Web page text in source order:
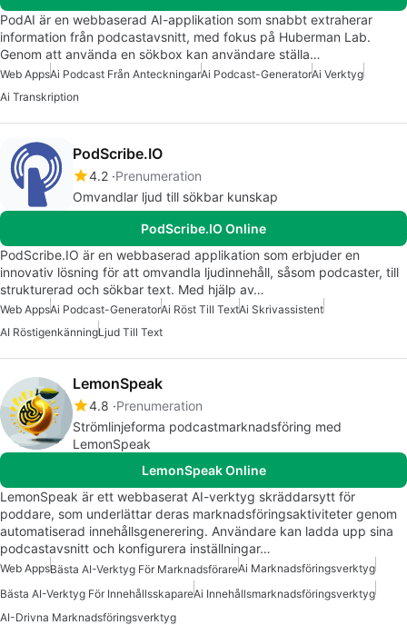
PodAI är en webbaserad AI-applikation som snabbt extraherar
information från podcastavsnitt, med fokus på Huberman Lab.
Genom att använda en sökbox kan användare ställa…
Web AppsAi Podcast Från AnteckningarAi Podcast-GeneratorAi Verktyg
Ai Transkription
PodScribe.IO
4.2 Prenumeration
Omvandlar ljud till sökbar kunskap
PodScribe.IO Online
PodScribe.IO är en webbaserad applikation som erbjuder en
innovativ lösning för att omvandla ljudinnehåll, såsom podcaster, till
strukturerad och sökbar text. Med hjälp av…
Web AppsAi Podcast-GeneratorAi Röst Till TextAi Skrivassistent
AI RöstigenkänningLjud Till Text
LemonSpeak
4.8 Prenumeration
Strömlinjeforma podcastmarknadsföring med
LemonSpeak
LemonSpeak Online
LemonSpeak är ett webbaserat AI-verktyg skräddarsytt för
poddare, som underlättar deras marknadsföringsaktiviteter genom
automatiserad innehållsgenerering. Användare kan ladda upp sina
podcastavsnitt och konfigurera inställningar…
Web AppsBästa AI-Verktyg För MarknadsförareAi Marknadsföringsverktyg
Bästa AI-Verktyg För InnehållsskapareAi Innehållsmarknadsföringsverktyg
AI-Drivna Marknadsföringsverktyg